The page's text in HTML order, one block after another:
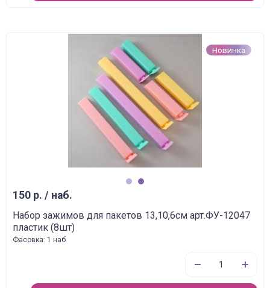
Новинка
150 р. / наб.
Набор зажимов для пакетов 13,10,6см арт.ФУ-12047
пластик (8шт)
Фасовка: 1 наб